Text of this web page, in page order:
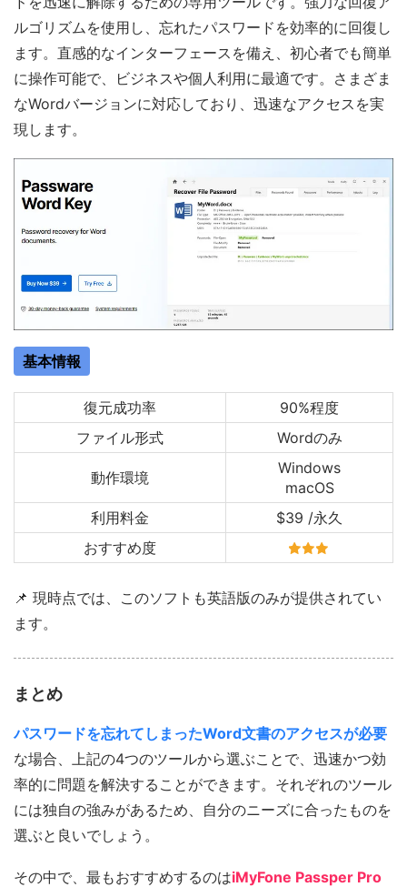
ルゴリズムを使用し、忘れたパスワードを効率的に回復し
ます。直感的なインターフェースを備え、初心者でも簡単
に操作可能で、ビジネスや個人利用に最適です。さまざま
なWordバージョンに対応しており、迅速なアクセスを実
現します。
基本情報
復元成功率
90%程度
ファイル形式
Wordのみ
動作環境
Windows
macOS
利用料金
$39 /永久
おすすめ度
📌 現時点では、このソフトも英語版のみが提供されてい
ます。
まとめ
パスワードを忘れてしまったWord文書のアクセスが必要
な場合、上記の4つのツールから選ぶことで、迅速かつ効
率的に問題を解決することができます。それぞれのツール
には独自の強みがあるため、自分のニーズに合ったものを
選ぶと良いでしょう。
その中で、最もおすすめするのはiMyFone Passper Pro